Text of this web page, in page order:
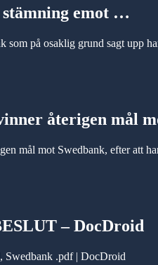
emot …
på osaklig grund sagt upp
återigen mål
mål mot Swedbank, efter att
– DocDroid
.pdf | DocDroid